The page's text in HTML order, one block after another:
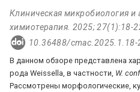
Клиническая микробиология и
химиотерапия. 2025; 27(1):18-
10.36488/cmac.2025.1.18-
В данном обзоре представлена
рода Weissella, в частности, W.
Рассмотрены морфологические,